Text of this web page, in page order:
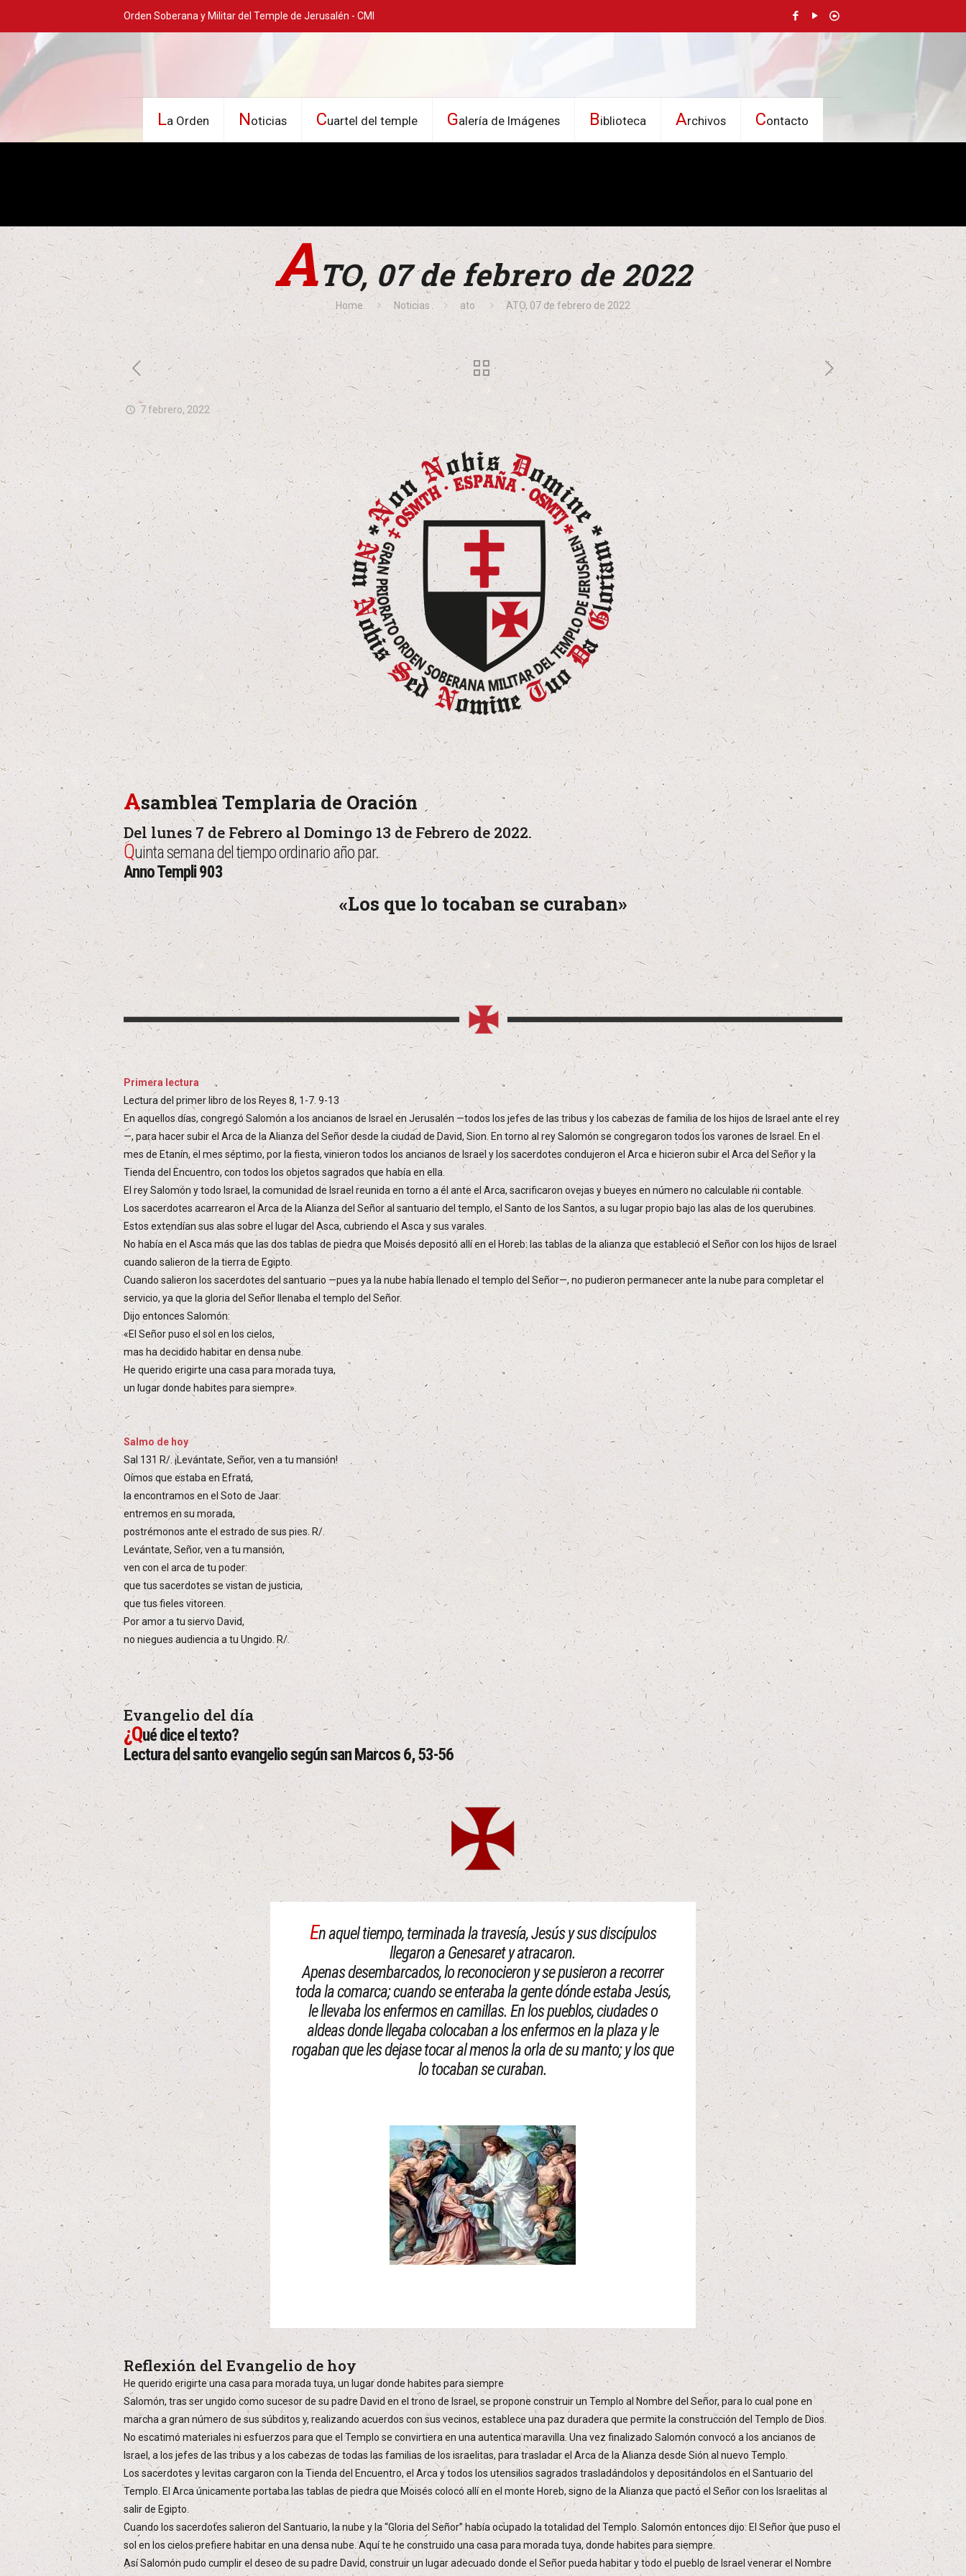
Orden Soberana y Militar del Temple de Jerusalén - CMI
La Orden Noticias Cuartel del temple Galería de Imágenes Biblioteca Archivos Contacto
ATO, 07 de febrero de 2022
Home Noticias ato ATO, 07 de febrero de 2022
7 febrero, 2022
Asamblea Templaria de Oración
Del lunes 7 de Febrero al Domingo 13 de Febrero de 2022.
Quinta semana del tiempo ordinario año par.
Anno Templi 903
«Los que lo tocaban se curaban»
Primera lectura
Lectura del primer libro de los Reyes 8, 1-7. 9-13
En aquellos días, congregó Salomón a los ancianos de Israel en Jerusalén —todos los jefes de las tribus y los cabezas de familia de los hijos de Israel ante el rey
—, para hacer subir el Arca de la Alianza del Señor desde la ciudad de David, Sion. En torno al rey Salomón se congregaron todos los varones de Israel. En el
mes de Etanín, el mes séptimo, por la fiesta, vinieron todos los ancianos de Israel y los sacerdotes condujeron el Arca e hicieron subir el Arca del Señor y la
Tienda del Encuentro, con todos los objetos sagrados que había en ella.
El rey Salomón y todo Israel, la comunidad de Israel reunida en torno a él ante el Arca, sacrificaron ovejas y bueyes en número no calculable ni contable.
Los sacerdotes acarrearon el Arca de la Alianza del Señor al santuario del templo, el Santo de los Santos, a su lugar propio bajo las alas de los querubines.
Estos extendían sus alas sobre el lugar del Asca, cubriendo el Asca y sus varales.
No había en el Asca más que las dos tablas de piedra que Moisés depositó allí en el Horeb: las tablas de la alianza que estableció el Señor con los hijos de Israel
cuando salieron de la tierra de Egipto.
Cuando salieron los sacerdotes del santuario —pues ya la nube había llenado el templo del Señor—, no pudieron permanecer ante la nube para completar el
servicio, ya que la gloria del Señor llenaba el templo del Señor.
Dijo entonces Salomón:
«El Señor puso el sol en los cielos,
mas ha decidido habitar en densa nube.
He querido erigirte una casa para morada tuya,
un lugar donde habites para siempre».
Salmo de hoy
Sal 131 R/. ¡Levántate, Señor, ven a tu mansión!
Oímos que estaba en Efratá,
la encontramos en el Soto de Jaar:
entremos en su morada,
postrémonos ante el estrado de sus pies. R/.
Levántate, Señor, ven a tu mansión,
ven con el arca de tu poder:
que tus sacerdotes se vistan de justicia,
que tus fieles vitoreen.
Por amor a tu siervo David,
no niegues audiencia a tu Ungido. R/.
Evangelio del día
¿Qué dice el texto?
Lectura del santo evangelio según san Marcos 6, 53-56
En aquel tiempo, terminada la travesía, Jesús y sus discípulos
llegaron a Genesaret y atracaron.
Apenas desembarcados, lo reconocieron y se pusieron a recorrer
toda la comarca; cuando se enteraba la gente dónde estaba Jesús,
le llevaba los enfermos en camillas. En los pueblos, ciudades o
aldeas donde llegaba colocaban a los enfermos en la plaza y le
rogaban que les dejase tocar al menos la orla de su manto; y los que
lo tocaban se curaban.
Reflexión del Evangelio de hoy
He querido erigirte una casa para morada tuya, un lugar donde habites para siempre
Salomón, tras ser ungido como sucesor de su padre David en el trono de Israel, se propone construir un Templo al Nombre del Señor, para lo cual pone en
marcha a gran número de sus súbditos y, realizando acuerdos con sus vecinos, establece una paz duradera que permite la construcción del Templo de Dios.
No escatimó materiales ni esfuerzos para que el Templo se convirtiera en una autentica maravilla. Una vez finalizado Salomón convocó a los ancianos de
Israel, a los jefes de las tribus y a los cabezas de todas las familias de los israelitas, para trasladar el Arca de la Alianza desde Sión al nuevo Templo.
Los sacerdotes y levitas cargaron con la Tienda del Encuentro, el Arca y todos los utensilios sagrados trasladándolos y depositándolos en el Santuario del
Templo. El Arca únicamente portaba las tablas de piedra que Moisés colocó allí en el monte Horeb, signo de la Alianza que pactó el Señor con los Israelitas al
salir de Egipto.
Cuando los sacerdotes salieron del Santuario, la nube y la “Gloria del Señor” había ocupado la totalidad del Templo. Salomón entonces dijo: El Señor que puso el
sol en los cielos prefiere habitar en una densa nube. Aquí te he construido una casa para morada tuya, donde habites para siempre.
Así Salomón pudo cumplir el deseo de su padre David, construir un lugar adecuado donde el Señor pueda habitar y todo el pueblo de Israel venerar el Nombre